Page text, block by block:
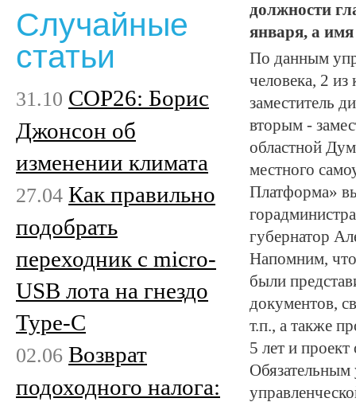
должности
января, а имя
По данным
человека, 2
заместитель
вторым -
областной
местного
Платформа»
губернатор
Напомним,
были
документов,
т.п., а также
5 лет и
Обязательным
Случайные
статьи
31.10 COP26: Борис
Джонсон об
изменении климата
27.04 Как правильно
подобрать
переходник с micro-
USB лота на гнездо
Type-C
02.06 Возврат
подоходного налога: